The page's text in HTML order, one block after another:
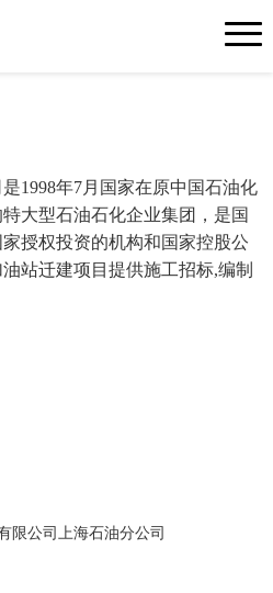
1998年7月国家在原中国石油化
大型石油石化企业集团，是国
授权投资的机构和国家控股公
油站迁建项目提供施工招标,编制
限公司上海石油分公司